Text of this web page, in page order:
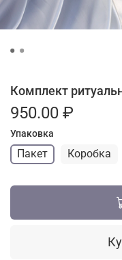
Комплект
950.00 ₽
Упаковка
Пакет Коробка